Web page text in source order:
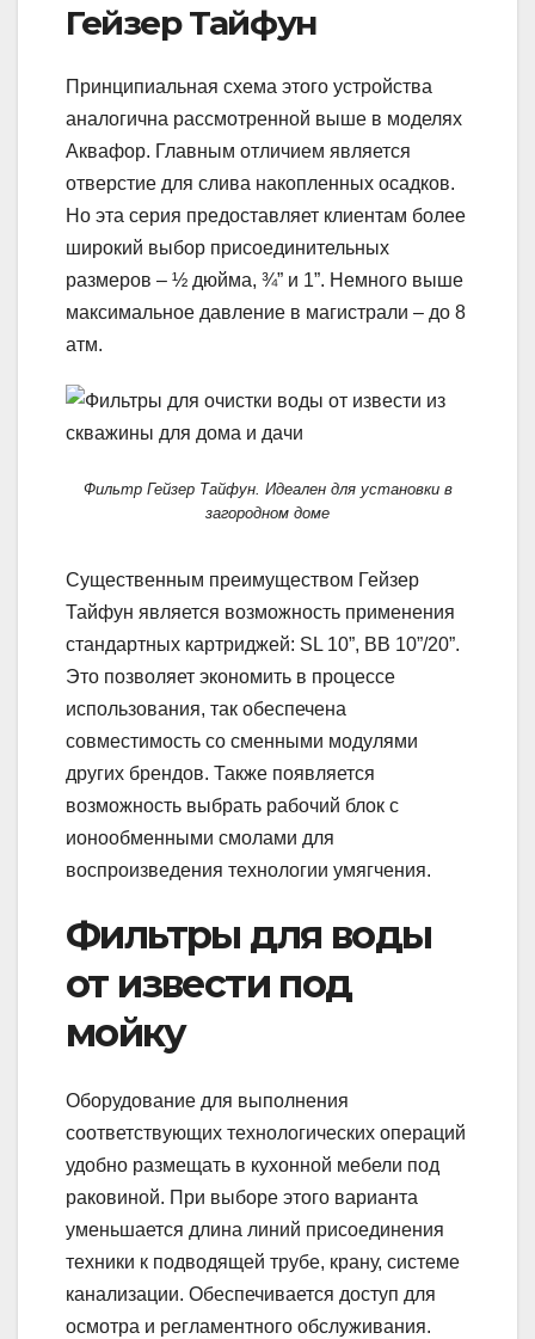
Гейзер Тайфун
Принципиальная схема этого устройства
аналогична рассмотренной выше в моделях
Аквафор. Главным отличием является
отверстие для слива накопленных осадков.
Но эта серия предоставляет клиентам более
широкий выбор присоединительных
размеров – ½ дюйма, ¾” и 1”. Немного выше
максимальное давление в магистрали – до 8
атм.
Фильтр Гейзер Тайфун. Идеален для установки в
загородном доме
Существенным преимуществом Гейзер
Тайфун является возможность применения
стандартных картриджей: SL 10”, BB 10”/20”.
Это позволяет экономить в процессе
использования, так обеспечена
совместимость со сменными модулями
других брендов. Также появляется
возможность выбрать рабочий блок с
ионообменными смолами для
воспроизведения технологии умягчения.
Фильтры для воды
от извести под
мойку
Оборудование для выполнения
соответствующих технологических операций
удобно размещать в кухонной мебели под
раковиной. При выборе этого варианта
уменьшается длина линий присоединения
техники к подводящей трубе, крану, системе
канализации. Обеспечивается доступ для
осмотра и регламентного обслуживания.